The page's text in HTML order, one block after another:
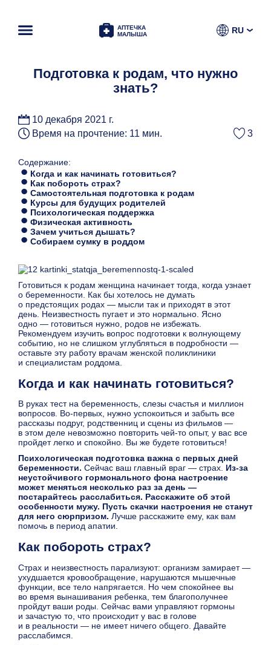
АПТЕЧКА
МАЛЫША
RU
Подготовка к родам, что нужно
знать?
10 декабря 2021 г.
Время на прочтение: 11 мин.
3
Содержание:
Когда и как начинать готовиться?
Как побороть страх?
Самостоятельная подготовка к родам
Курсы для будущих родителей
Психологическая поддержка
Физическая активность
Зачем учиться дышать?
Собираем сумку в роддом
Готовиться к родам женщина начинает тогда, когда узнает
о беременности. Как бы хотелось не думать
о предстоящих родах — мысли так и приходят в этот
день. Неизвестность пугает и это нормально. Ясно
одно — готовиться нужно, родов не избежать.
Рекомендуем изучить вопрос подготовки к волнующему
событию, но не слишком углубляться в подробности —
оставьте эту работу врачам женской поликлиники
и специалистам роддома.
Когда и как начинать готовиться?
В руках тест на беременность, слезы счастья и миллион
вопросов. Во-первых, нужно успокоиться и забыть все
рассказы подруг, родственниц и сцены из фильмов —
в этом деле невозможно повторить чей-то опыт, у вас все
пройдет легко и спокойно. Вы же будете готовиться!
Психологическая подготовка важна с первых дней
беременности. Сейчас ваш главный враг — страх. Из-за
неустойчивого гормонального фона настроение
может меняться несколько раз за день —
постарайтесь расслабиться. Расскажите об этой
особенности мужу. Пусть скачки настроения не станут
для него сюрпризом. Лучше расскажите ему, как вам
помочь в период апатии.
Как побороть страх?
Страх и неизвестность парализуют: организм замирает —
ухудшается кровообращение, нарушаются мышечные
функции, все тело напрягается. Но чем спокойнее вы
во время вынашивания ребенка, тем благополучнее
пройдут ваши роды. Сейчас вами управляют гормоны
и зачастую то, что происходит у вас в голове
и в реальности — не имеет ничего общего. Давайте
расслабимся.